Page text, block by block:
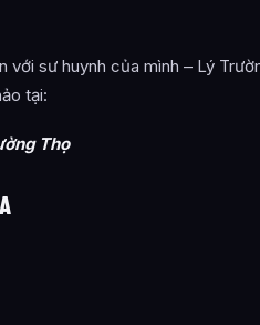
với sư huynh của mình – Lý
tại:
Thọ